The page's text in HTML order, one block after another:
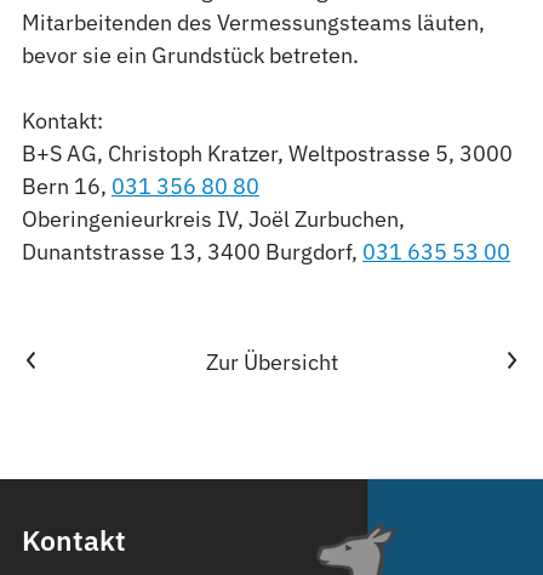
Mitarbeitenden des Vermessungsteams läuten,
bevor sie ein Grundstück betreten.
Kontakt:
B+S AG, Christoph Kratzer, Weltpostrasse 5, 3000
Bern 16, 031 356 80 80
Oberingenieurkreis IV, Joël Zurbuchen,
Dunantstrasse 13, 3400 Burgdorf, 031 635 53 00
Vorheriger Artikel Zur Übersicht Nächster Artikel
Kontakt